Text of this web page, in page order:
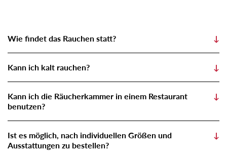
Wie findet das Rauchen statt? ↓
Kann ich kalt rauchen? ↓
Kann ich die Räucherkammer in einem Restaurant
benutzen?
↓
Ist es möglich, nach individuellen Größen und
Ausstattungen zu bestellen?
↓